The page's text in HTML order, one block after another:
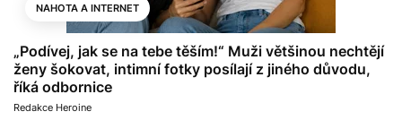
NAHOTA A INTERNET
„Podívej, jak se na tebe těším!“ Muži většinou nechtějí
ženy šokovat, intimní fotky posílají z jiného důvodu,
říká odbornice
Redakce Heroine